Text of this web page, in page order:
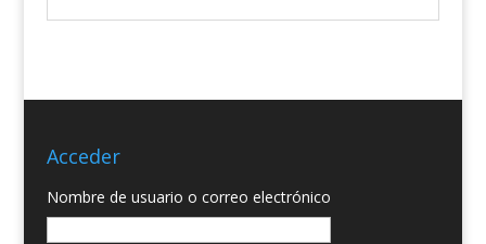
Acceder
Nombre de usuario o correo electrónico